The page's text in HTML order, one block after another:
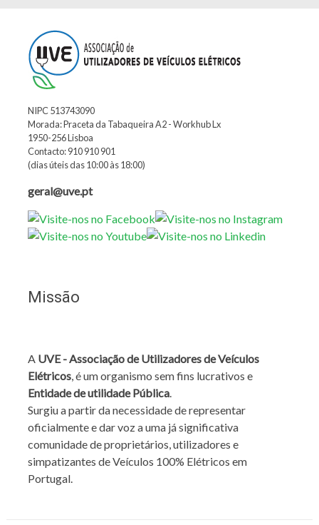
NIPC 513743090
Morada: Praceta da Tabaqueira A2 - Workhub Lx
1950-256 Lisboa
Contacto: 910 910 901
(dias úteis das 10:00 às 18:00)
geral@uve.pt
Missão
A UVE - Associação de Utilizadores de Veículos
Elétricos, é um organismo sem fins lucrativos e
Entidade de utilidade Pública.
Surgiu a partir da necessidade de representar
oficialmente e dar voz a uma já significativa
comunidade de proprietários, utilizadores e
simpatizantes de Veículos 100% Elétricos em
Portugal.